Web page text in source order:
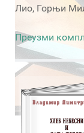
Лио, Горњи
Преузми